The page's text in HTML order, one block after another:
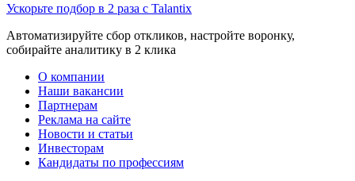
Ускорьте подбор в 2 раза с Talantix
Автоматизируйте сбор откликов, настройте воронку,
собирайте аналитику в 2 клика
О компании
Наши вакансии
Партнерам
Реклама на сайте
Новости и статьи
Инвесторам
Кандидаты по профессиям